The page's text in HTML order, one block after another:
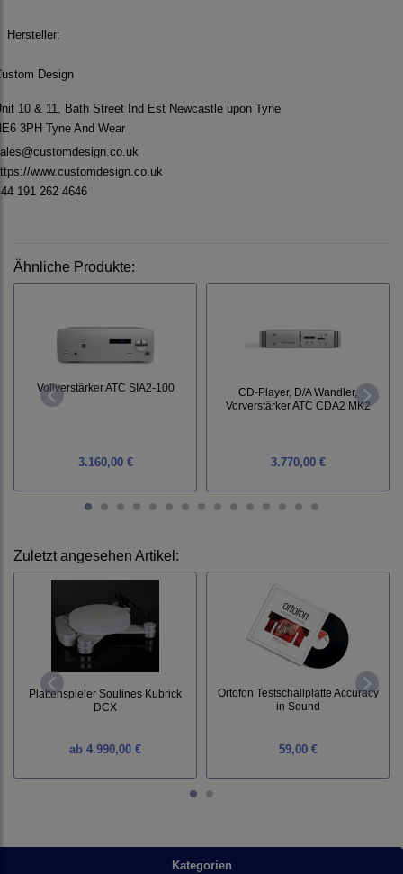
Kategorien
Hersteller:
Design
10 & 11, Bath Street Ind Est Newcastle upon Tyne
3PH Tyne And Wear
www.customdesign.co.uk
191 262 4646
Ähnliche Produkte:
Vollverstärker ATC SIA2-100
3.160,00 €
CD-Player, D/A Wandler,
Vorverstärker ATC CDA2 MK2
3.770,00 €
Zuletzt angesehen Artikel:
Plattenspieler Soulines Kubrick
DCX
ab 4.990,00 €
Ortofon Testschallplatte Accuracy
in Sound
59,00 €